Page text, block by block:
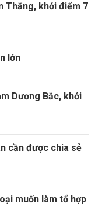
Thắng, khởi điểm 7
lớn
Dương Bắc, khởi
cần được chia sẻ
muốn làm tổ hợp